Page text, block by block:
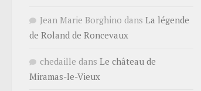
Jean Marie Borghino dans La légende
de Roland de Roncevaux
chedaille dans Le château de
Miramas-le-Vieux